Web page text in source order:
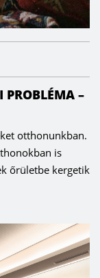
PROBLÉMA –
otthonunkban.
is
őrületbe kergetik